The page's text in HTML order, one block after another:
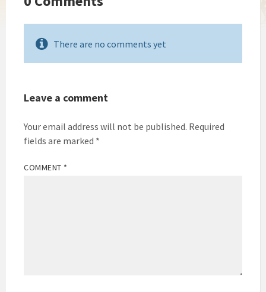
There are no comments yet
Leave a comment
Your email address will not be published. Required
fields are marked *
COMMENT *